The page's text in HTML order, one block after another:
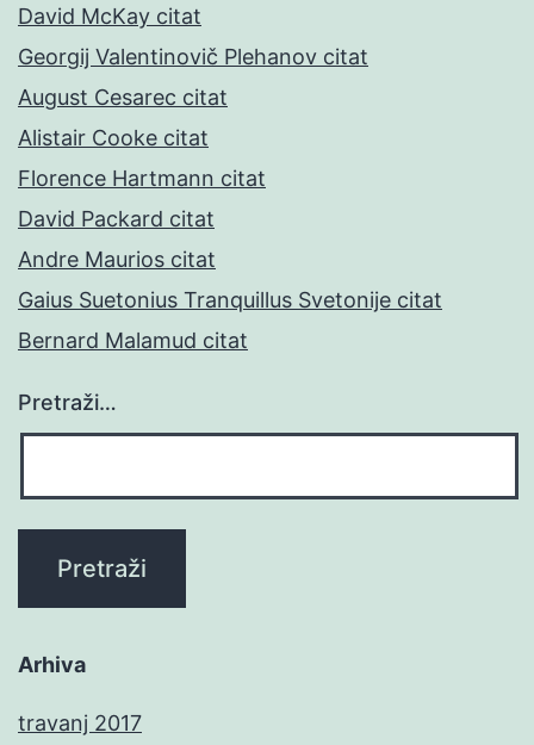
David McKay citat
Georgij Valentinovič Plehanov citat
August Cesarec citat
Alistair Cooke citat
Florence Hartmann citat
David Packard citat
Andre Maurios citat
Gaius Suetonius Tranquillus Svetonije citat
Bernard Malamud citat
Pretraži…
Arhiva
travanj 2017